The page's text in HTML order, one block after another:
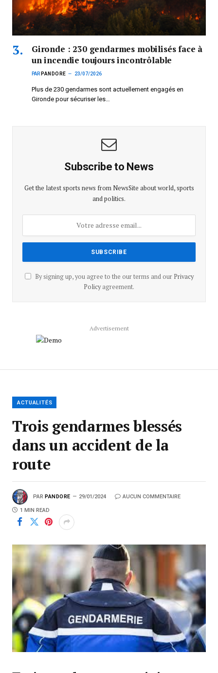
Gironde : 230 gendarmes mobilisés face à
un incendie toujours incontrôlable
PAR PANDORE 23/07/2026
Plus de 230 gendarmes sont actuellement engagés en
Gironde pour sécuriser les…
Subscribe to News
Get the latest sports news from NewsSite about world, sports
and politics.
By signing up, you agree to the our terms and our Privacy
Policyagreement.
Advertisement
ACTUALITÉS
Trois gendarmes blessés
dans un accident de la
route
PAR PANDORE 29/01/2024 AUCUN COMMENTAIRE
1 MIN READ